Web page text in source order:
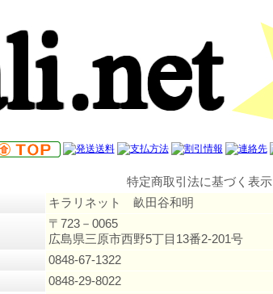
特定商取引法に基づく表示
キラリネット 畝田谷和明
〒723－0065
広島県三原市西野5丁目13番2-201号
0848-67-1322
0848-29-8022